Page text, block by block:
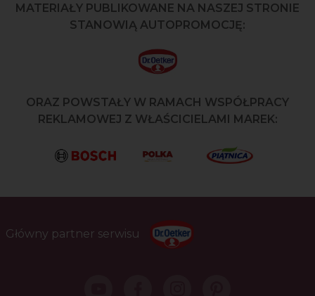
MATERIAŁY PUBLIKOWANE NA NASZEJ STRONIE
STANOWIĄ AUTOPROMOCJĘ:
ORAZ POWSTAŁY W RAMACH WSPÓŁPRACY
REKLAMOWEJ Z WŁAŚCICIELAMI MAREK:
Główny partner serwisu